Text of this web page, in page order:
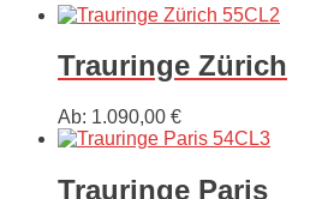
Trauringe Zürich
Ab: 1.090,00 €
Trauringe Paris